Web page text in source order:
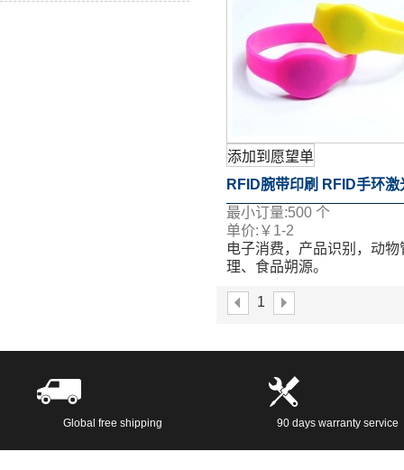
添加到愿望单
RFID腕带印刷 RFID手环激
刻
最小订量:500 个
单价: ￥ 1-2
电子消费，产品识别，动物
理、食品朔源。
等多个工艺。
1
Global free shipping 90 days warranty service